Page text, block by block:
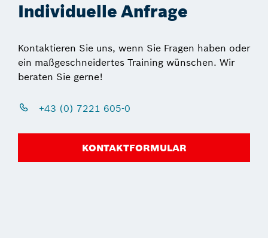
Individuelle Anfrage
Kontaktieren Sie uns, wenn Sie Fragen haben oder
ein maßgeschneidertes Training wünschen. Wir
beraten Sie gerne!
+43 (0) 7221 605-0
KONTAKTFORMULAR